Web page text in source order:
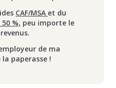
CAF/MSA et du
%, peu importe le
de ma
paperasse !